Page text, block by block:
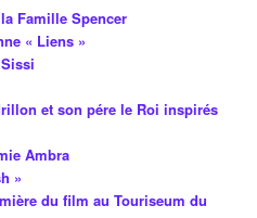
Famille Spencer
« Liens »
et son pére le Roi inspirés
Ambra
»
du film au Touriseum du